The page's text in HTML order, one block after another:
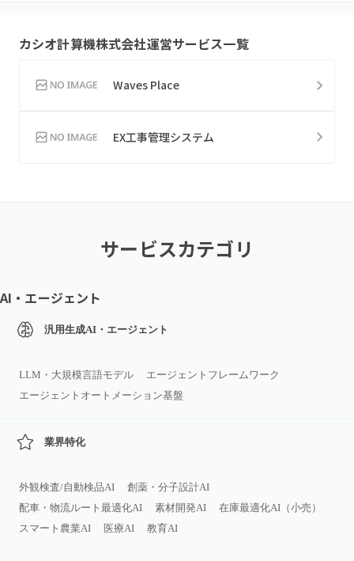
カシオ計算機株式会社運営サービス一覧
Waves Place
EX工事管理システム
サービスカテゴリ
AI・エージェント
汎用生成AI・エージェント
LLM・大規模言語モデル
エージェントフレームワーク
エージェントオートメーション基盤
業界特化
外観検査/自動検品AI
創薬・分子設計AI
配車・物流ルート最適化AI
素材開発AI
在庫最適化AI（小売）
スマート農業AI
医療AI 教育AI